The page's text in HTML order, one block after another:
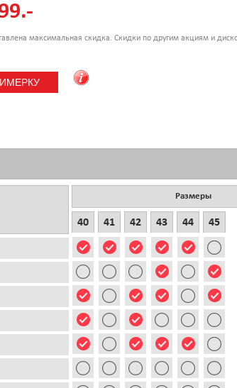
максимальная скидка. Скидки по другим акциям и
Размеры
40 41 42 43 44 45